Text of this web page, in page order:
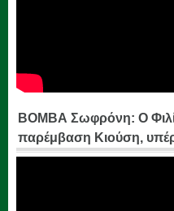
ΒΟΜΒΑ Σωφρόνη: Ο
παρέμβαση Κιούση,